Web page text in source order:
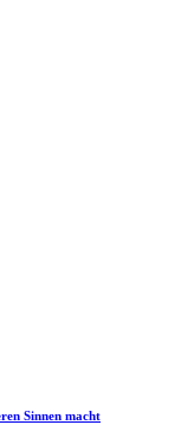
Sinnen macht